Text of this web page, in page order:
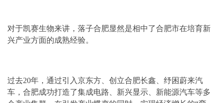
对于凯赛生物来讲，落子合肥显然是相中了合肥市在培育新
兴产业方面的成熟经验。
过去20年，通过引入京东方、创立合肥长鑫、纾困蔚来汽
车，合肥成功打造了集成电路、新兴显示、新能源汽车等多